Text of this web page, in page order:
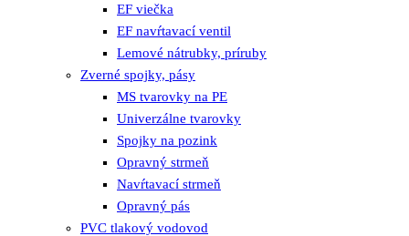
EF viečka
EF navŕtavací ventil
Lemové nátrubky, príruby
Zverné spojky, pásy
MS tvarovky na PE
Univerzálne tvarovky
Spojky na pozink
Opravný strmeň
Navŕtavací strmeň
Opravný pás
PVC tlakový vodovod